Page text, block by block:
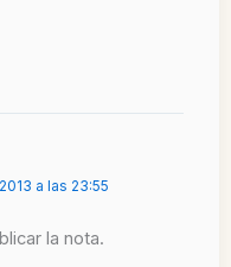
a las 23:55
la nota.